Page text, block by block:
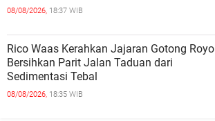
08/08/2026, 18:37 WIB
Rico Waas Kerahkan Jajaran Gotong
Bersihkan Parit Jalan Taduan dari
Sedimentasi Tebal
08/08/2026, 18:35 WIB